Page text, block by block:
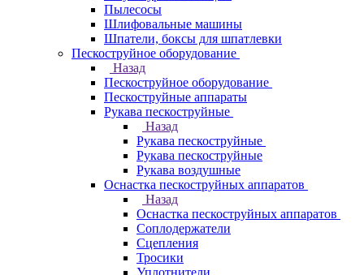
Пылесосы
Шлифовальные машины
Шпатели, боксы для шпатлевки
Пескоструйное оборудование
Назад
Пескоструйное оборудование
Пескоструйные аппараты
Рукава пескоструйные
Назад
Рукава пескоструйные
Рукава пескоструйные
Рукава воздушные
Оснастка пескоструйных аппаратов
Назад
Оснастка пескоструйных аппаратов
Соплодержатели
Сцепления
Тросики
Уплотнители